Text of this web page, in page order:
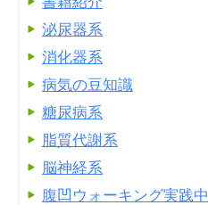
泌尿器系
消化器系
病気の豆知識
糖尿病系
脂質代謝系
脳神経系
腹凹ウォーキング実践中